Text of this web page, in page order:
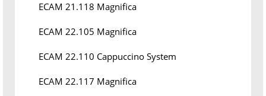
ECAM 21.118 Magnifica
ECAM 22.105 Magnifica
ECAM 22.110 Cappuccino System
ECAM 22.117 Magnifica